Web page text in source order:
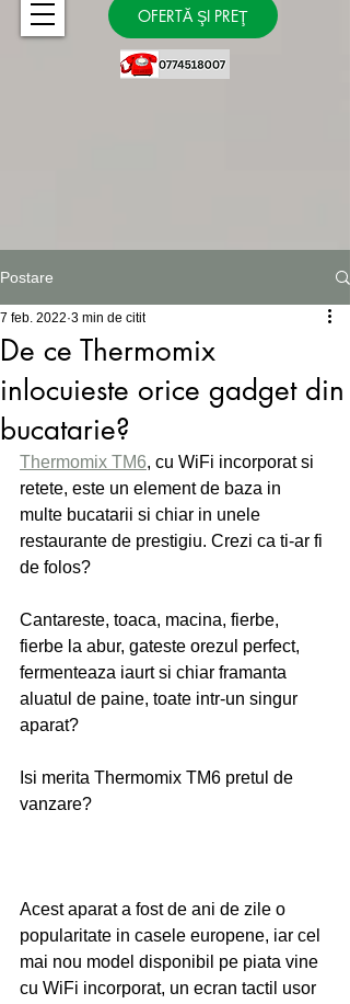
OFERTĂ ŞI PREŢ
Postare
De ce Thermomix
inlocuieste orice gadget din
bucatarie?
7 feb. 2022 3 min de citit
Thermomix TM6, cu WiFi incorporat si
retete, este un element de baza in
multe bucatarii si chiar in unele
restaurante de prestigiu. Crezi ca ti-ar fi
de folos?
Cantareste, toaca, macina, fierbe,
fierbe la abur, gateste orezul perfect,
fermenteaza iaurt si chiar framanta
aluatul de paine, toate intr-un singur
aparat?
Isi merita Thermomix TM6 pretul de
vanzare?
Acest aparat a fost de ani de zile o
popularitate in casele europene, iar cel
mai nou model disponibil pe piata vine
cu WiFi incorporat, un ecran tactil usor